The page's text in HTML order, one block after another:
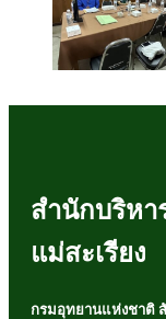
สำนักบริหา
แม่สะเรียง
กรมอุทยานแห่งชาติ